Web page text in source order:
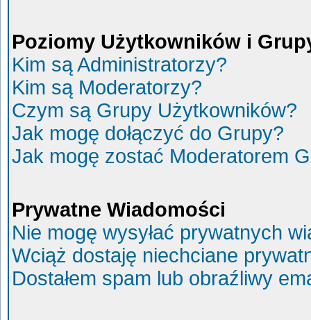
Poziomy Użytkowników i
Kim są Administratorzy?
Kim są Moderatorzy?
Czym są Grupy Użytkowników?
Jak mogę dołączyć do Grupy?
Jak mogę zostać Moderatorem
Prywatne Wiadomości
Nie mogę wysyłać prywatnych
Wciąż dostaję niechciane
Dostałem spam lub obraźliwy